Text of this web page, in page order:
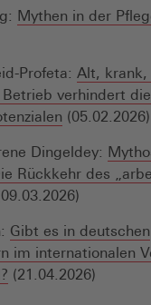
Mythen in der
Profeta: Alt, krank,
verhindert
(05.02.2026)
Dingeldey:
Rückkehr des
Gibt es in deutschen
im internationalen
(21.04.2026)